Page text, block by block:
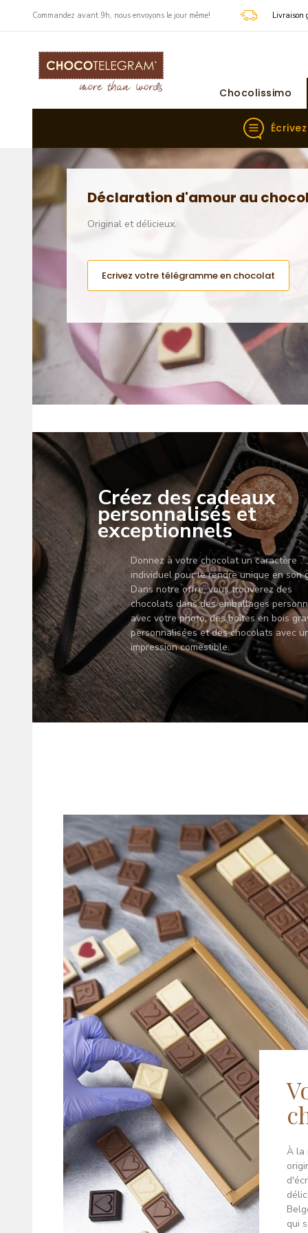
​Commandez avant 9h, nous envoyons le jour même! Livraison
Chocolissimo
Déclaration d'amour au
Original et délicieux.
Ecrivez votre télégramme en chocolat
Créez des cadeaux
personnalisés et
exceptionnels
Donnez à votre chocolat un caractère
individuel pour le rendre unique en son
Dans notre offre, vous trouverez des
chocolats dans des emballages
avec votre photo, des boîtes en bois
personnalisées et des chocolats avec
impression comestible.
À la
qui